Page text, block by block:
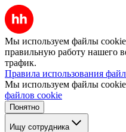
Мы используем файлы
правильную работу нашего
трафик.
Правила использования
Мы используем файлы
файлов cookie
Понятно
Ищу сотрудника